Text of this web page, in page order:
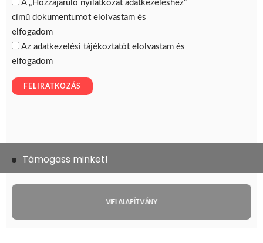
Támogass minket!
VIFI ALAPÍTVÁNY